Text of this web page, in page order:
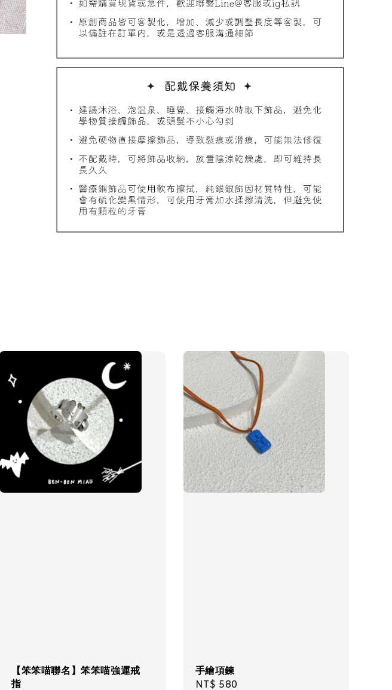
NT$ 298
NT$ 399
- +
加入購物車
飾品禮物盒加價購
加入購物車
【笨笨喵聯名】笨笨喵強運戒
指
手繪項鍊
Regular
NT$ 580